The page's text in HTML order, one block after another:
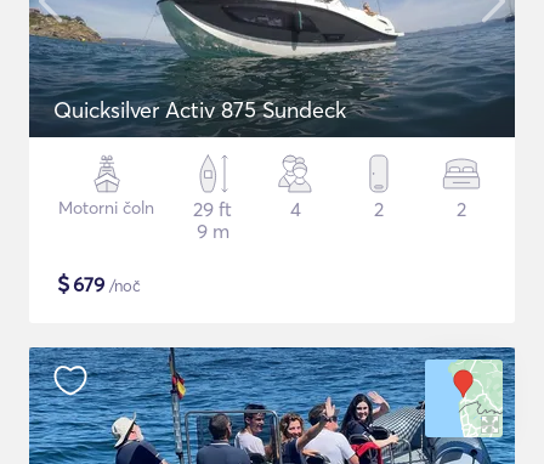
Quicksilver Activ 875 Sundeck
Motorni čoln
29 ft
9 m
4 2 2
$679 /noč